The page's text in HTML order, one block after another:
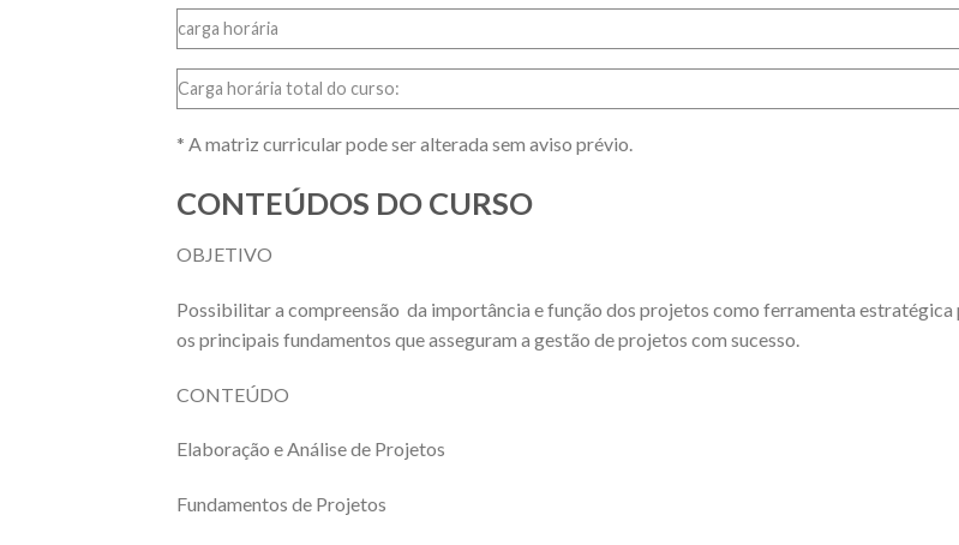
carga horária
Carga horária total do curso:
* A matriz curricular pode ser alterada sem aviso prévio.
CONTEÚDOS DO CURSO
OBJETIVO
Possibilitar a compreensão da importância e função dos projetos como ferramenta
os principais fundamentos que asseguram a gestão de projetos com sucesso.
CONTEÚDO
Elaboração e Análise de Projetos
Fundamentos de Projetos